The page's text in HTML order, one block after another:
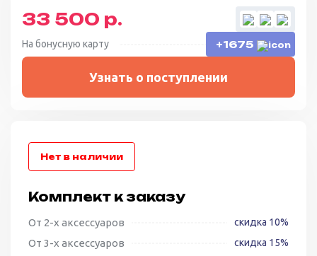
33 500 р.
На бонусную карту +1675
Узнать о поступлении
Комплект к заказу
От 2-х аксессуаров скидка 10%
От 3-х аксессуаров скидка 15%